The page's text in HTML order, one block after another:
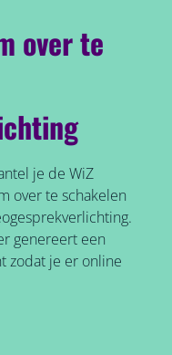
over te
je de WiZ
over te schakelen
genereert een
zodat je er online